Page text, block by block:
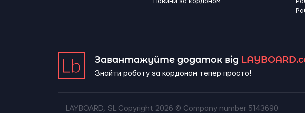
Завантажуйте додаток від
Знайти роботу за кордоном тепер просто!
LAYBOARD, SL Copyright 2026 © Company number 5143690